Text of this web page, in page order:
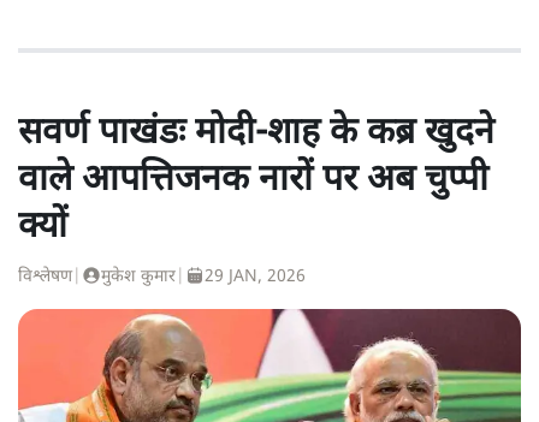
सवर्ण पाखंडः मोदी-शाह के कब्र खुदने
वाले आपत्तिजनक नारों पर अब चुप्पी
क्यों
विश्लेषण| मुकेश कुमार 29 JAN, 2026